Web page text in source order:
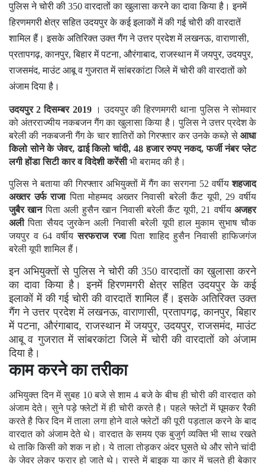
पुलिस ने चोरी की 350 वारदातों का खुलासा करने का दावा किया है। इनमें
हिरणमगरी क्षेत्र सहित उदयपुर के कई इलाकों में की गई चोरी की वारदातें
शामिल हैं। इसके अतिरिक्त उक्त गैंग ने उत्तर प्रदेश में लखनऊ, वाराणासी,
प्रतापगढ़, कानपुर, बिहार में पटना, औरंगाबाद, राजस्थान में जयपुर, उदयपुर,
राजसमंद, माउंट आबू व गुजरात में सांबरकांटा जिले में चोरी की वारदातों को
अंजाम दिया है।
उदयपुर 2 दिसम्बर 2019। उदयपुर की हिरणमगरी थाना पुलिस ने सोमवार
को अंतरराज्यीय नकबजन गैंग का खुलासा किया है। पुलिस ने उत्तर प्रदेश के
बरेली की नकबजनी गैंग के चार शातिरों को गिरफ्तार कर उनके कब्ज़े से आधा
किलो सोने के जेवर, ढाई किलो चांदी, 48 हजार रुपए नकद, फर्जी नंबर प्लेट
लगी होंडा सिटी कार व विदेशी करेंसीभी बरामद की है।
पुलिस ने बताया की गिरफ्तार अभियुक्तों में गैंग का सरगना 52 वर्षीयशहजाद
अख्तर उर्फ राजापिता मोहम्मद अख्तर निवासी बरेली कैंट यूपी, 29 वर्षीय
जुबैर खानपिता अली हुसैन खान निवासी बरेली कैंट यूपी, 21 वर्षीयअजहर
अलीपिता सैयद जुरकेन अली निवासी बरेली यूपी हाल मुकाम सुभाष चौक
जयपुर व 64 वर्षीयसरफराज रजापिता शाहिद हुसैन निवासी हाफिजगंज
बरेली यूपी शामिल हैं।
इन अभियुक्तों से पुलिस ने चोरी की 350 वारदातों का खुलासा करने
का दावा किया है। इनमें हिरणमगरी क्षेत्र सहित उदयपुर के कई
इलाकों में की गई चोरी की वारदातें शामिल हैं। इसके अतिरिक्त उक्त
गैंग ने उत्तर प्रदेश में लखनऊ, वाराणासी, प्रतापगढ़, कानपुर, बिहार
में पटना, औरंगाबाद, राजस्थान में जयपुर, उदयपुर, राजसमंद, माउंट
आबू व गुजरात में सांबरकांटा जिले में चोरी की वारदातों को अंजाम
दिया है।
काम करने का तरीका
अभियुक्त दिन में सुबह 10 बजे से शाम 4 बजे के बीच ही चोरी की वारदात को
अंजाम देते। सुने पड़े फ्लेटों में ही चोरी करते है। पहले फ्लेटों में घूमकर रैकी
करते है फिर दिन में ताला लगा होने वाले फ्लेटों की पूरी पड़ताल करने के बाद
वारदात को अंजाम देते थे। वारदात के समय एक बुजुर्ग व्यक्ति भी साथ रखते
थे ताकि किसी को शक न हो। ये ताला तोड़कर अंदर घुसते थे और सोने चांदी
के जेवर लेकर फरार हो जाते थे। रास्ते में बाइक या कार में चलते ही बेकार